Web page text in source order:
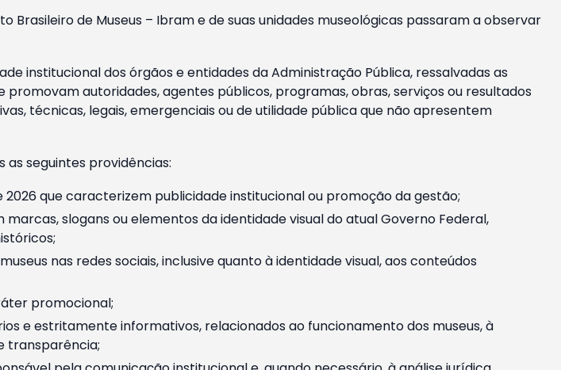
Brasileiro de Museus – Ibram e de suas unidades museológicas passaram a observar
institucional dos órgãos e entidades da Administração Pública, ressalvadas as
autoridades, agentes públicos, programas, obras, serviços ou resultados
técnicas, legais, emergenciais ou de utilidade pública que não apresentem
as seguintes providências:
que caracterizem publicidade institucional ou promoção da gestão;
slogans ou elementos da identidade visual do atual Governo Federal,
nas redes sociais, inclusive quanto à identidade visual, aos conteúdos
promocional;
e estritamente informativos, relacionados ao funcionamento dos museus, à
transparência;